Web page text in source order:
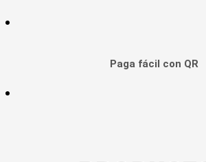
Paga fácil con QR